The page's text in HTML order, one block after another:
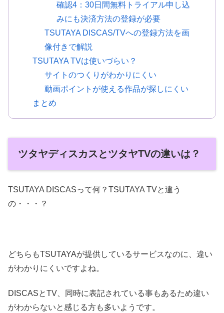
確認4：30日間無料トライアル申し込
みにも決済方法の登録が必要
TSUTAYA DISCAS/TVへの登録方法を画
像付きで解説
TSUTAYA TVは使いづらい？
サイトのつくりがわかりにくい
動画ポイントが使える作品が探しにくい
まとめ
ツタヤディスカスとツタヤTVの違いは？
TSUTAYA DISCASって何？TSUTAYA TVと違う
の・・・？
どちらもTSUTAYAが提供しているサービスなのに、違い
がわかりにくいですよね。
DISCASとTV、同時に表記されている事もあるため違い
がわからないと感じる方も多いようです。